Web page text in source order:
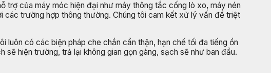
trợ của máy móc hiện đại như máy thông tắc cống lò xo, máy nén
các trường hợp thông thường. Chúng tôi cam kết xử lý vấn đề triệt
luôn có các biện pháp che chắn cẩn thận, hạn chế tối đa tiếng ồn
hiện trường, trả lại không gian gọn gàng, sạch sẽ như ban đầu.